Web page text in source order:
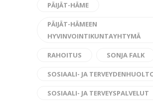
PÄIJÄT-HÄME
PÄIJÄT-HÄMEEN
HYVINVOINTIKUNTAYHTYMÄ
RAHOITUS SONJA FALK
SOSIAALI- JA
SOSIAALI- JA TERVEYSPALVELUT